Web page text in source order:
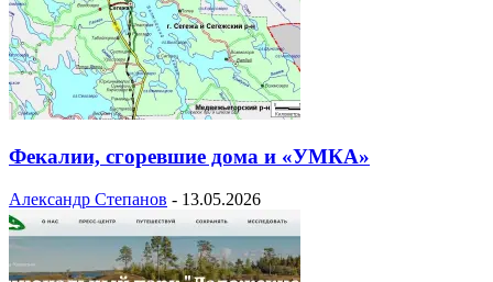
Фекалии, сгоревшие дома и «УМКА»
Александр Степанов - 13.05.2026